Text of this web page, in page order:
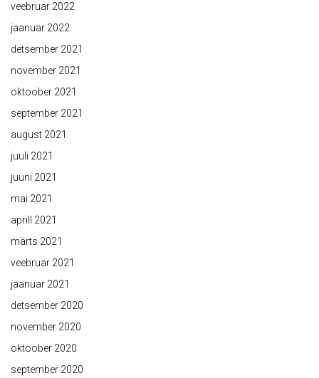
veebruar 2022
jaanuar 2022
detsember 2021
november 2021
oktoober 2021
september 2021
august 2021
juuli 2021
juuni 2021
mai 2021
aprill 2021
märts 2021
veebruar 2021
jaanuar 2021
detsember 2020
november 2020
oktoober 2020
september 2020